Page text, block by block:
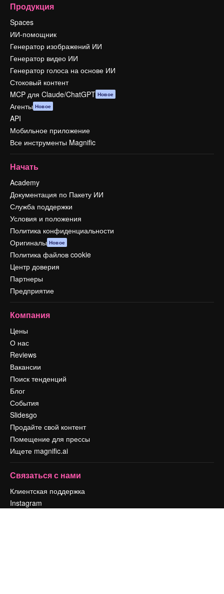
Продукция
Spaces
ИИ-помощник
Генератор изображений ИИ
Генератор видео ИИ
Генератор голоса на основе ИИ
Стоковый контент
MCP для Claude/ChatGPT Новое
Агенты Новое
API
Мобильное приложение
Все инструменты Magnific
Начать
Academy
Документация по Пакету ИИ
Служба поддержки
Условия и положения
Политика конфиденциальности
Оригиналы Новое
Политика файлов cookie
Центр доверия
Партнеры
Предприятие
Компания
Цены
О нас
Reviews
Вакансии
Поиск тенденций
Блог
События
Slidesgo
Продайте свой контент
Помещение для прессы
Ищете magnific.ai
Связаться с нами
Клиентская поддержка
Instagram